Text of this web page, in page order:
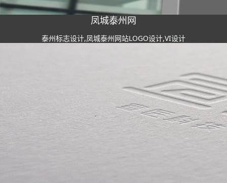
凤城泰州网
泰州标志设计,凤城泰州网站LOGO设计,VI设计